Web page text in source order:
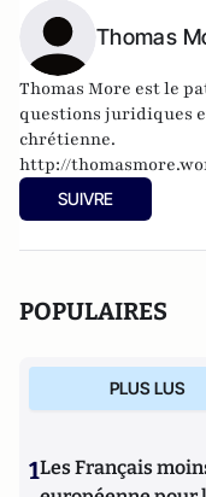
Thomas
Thomas More est le
questions juridiques
chrétienne.
http://
SUIVRE
POPULAIRES
PLUS LUS
1Les Français